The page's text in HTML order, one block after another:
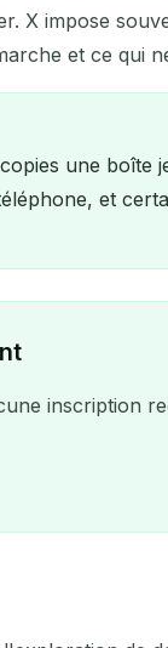
X impose
et ce qui
une boîte
et
inscription